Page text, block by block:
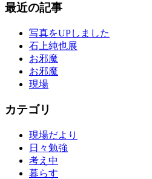
最近の記事
写真をUPしました
石上純也展
お邪魔
お邪魔
現場
カテゴリ
現場だより
日々勉強
考え中
暮らす